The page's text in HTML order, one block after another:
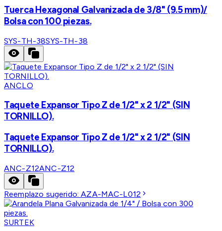
Tuerca Hexagonal Galvanizada de 3/8" (9.5 mm)/
Bolsa con 100 piezas.
SYS-TH-38SYS-TH-38
ANCLO
Taquete Expansor Tipo Z de 1/2" x 2 1/2" (SIN
TORNILLO).
Taquete Expansor Tipo Z de 1/2" x 2 1/2" (SIN
TORNILLO).
ANC-Z12ANC-Z12
Reemplazo sugerido:AZA-MAC-L012
SURTEK